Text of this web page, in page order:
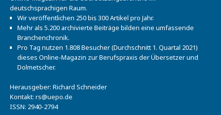
deutschsprachigen Raum.
Wir veröffentlichen 250 bis 300 Artikel pro Jahr.
Mehr als 5.200 archivierte Beiträge bilden eine umfassende
Branchenchronik.
Pro Tag nutzen 1.808 Besucher (Durchschnitt 1. Quartal 2021)
dieses Online-Magazin zur Berufspraxis der Übersetzer und
Dolmetscher.
Herausgeber: Richard Schneider
Kontakt: rs@uepo.de
ISSN: 2940-2794